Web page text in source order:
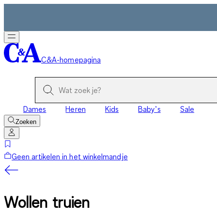
C&A-homepagina
Dames Heren Kids Baby’s Sale
Zoeken
Geen artikelen in het winkelmandje
Wollen truien